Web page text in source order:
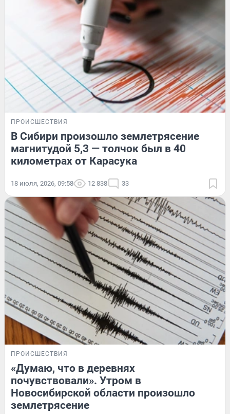
ПРОИСШЕСТВИЯ
В Сибири произошло землетрясение
магнитудой 5,3 — толчок был в 40
километрах от Карасука
18 июля, 2026, 09:58 12 838 33
ПРОИСШЕСТВИЯ
«Думаю, что в деревнях
почувствовали». Утром в
Новосибирской области произошло
землетрясение